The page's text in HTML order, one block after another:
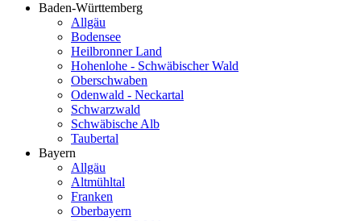
Baden-Württemberg
Allgäu
Bodensee
Heilbronner Land
Hohenlohe - Schwäbischer Wald
Oberschwaben
Odenwald - Neckartal
Schwarzwald
Schwäbische Alb
Taubertal
Bayern
Allgäu
Altmühltal
Franken
Oberbayern